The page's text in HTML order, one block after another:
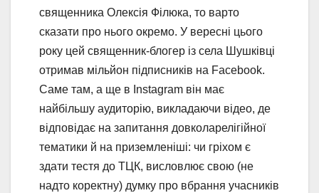
священника Олексія Філюка, то варто
сказати про нього окремо. У вересні цього
року цей священник-блогер із села Шушківці
отримав мільйон підписників на Facebook.
Саме там, а ще в Instagram він має
найбільшу аудиторію, викладаючи відео, де
відповідає на запитання довколарелігійної
тематики й на приземленіші: чи гріхом є
здати тестя до ТЦК, висловлює свою (не
надто коректну) думку про вбрання учасників